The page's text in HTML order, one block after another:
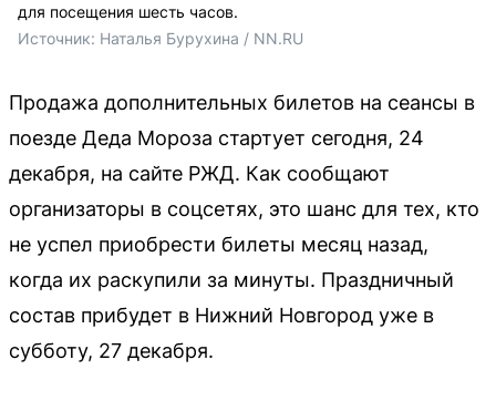
для посещения шесть часов.
Источник: Наталья Бурухина / NN.RU
Продажа дополнительных билетов на сеансы в
поезде Деда Мороза стартует сегодня, 24
декабря, на сайте РЖД. Как сообщают
организаторы в соцсетях, это шанс для тех, кто
не успел приобрести билеты месяц назад,
когда их раскупили за минуты. Праздничный
состав прибудет в Нижний Новгород уже в
субботу, 27 декабря.